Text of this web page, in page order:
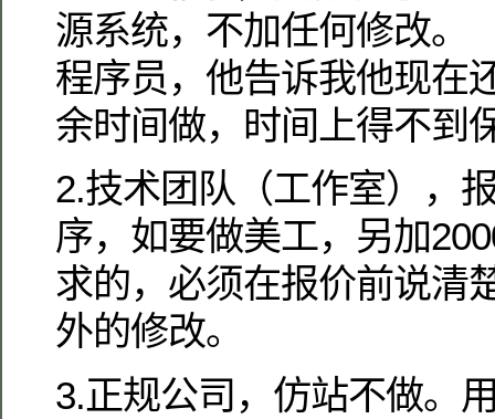
源系统，不加任何修改。
程序员，他告诉我他现在
余时间做，时间上得不到
2.技术团队（工作室），
序，如要做美工，另加
求的，必须在报价前说清
外的修改。
3.正规公司，仿站不做。